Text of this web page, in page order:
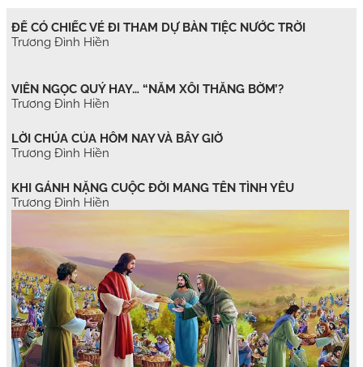
ĐỂ CÓ CHIẾC VÉ ĐI THAM DỰ BÀN TIỆC NƯỚC TRỜI
Trương Đình Hiền
VIÊN NGỌC QUÝ HAY… “NẮM XÔI THẰNG BỜM’?
Trương Đình Hiền
LỜI CHÚA CỦA HÔM NAY VÀ BÂY GIỜ
Trương Đình Hiền
KHI GÁNH NẶNG CUỘC ĐỜI MANG TÊN TÌNH YÊU
Trương Đình Hiền